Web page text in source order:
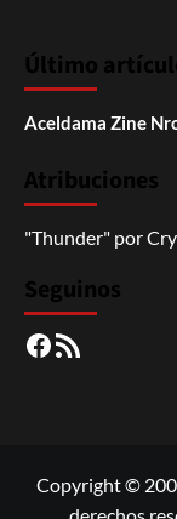
Último
Aceldama Zine
Atribuciones
"Thunder" por
Seguinos
Facebook
RSS
Copyright ©